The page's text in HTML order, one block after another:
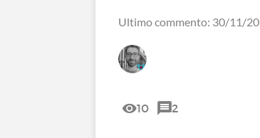
Ultimo commento: 30/11/20
10 2